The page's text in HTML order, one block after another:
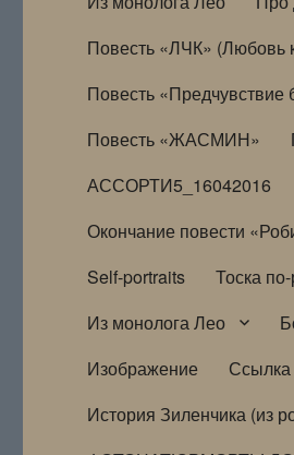
Повесть «ЛЧК» (Любовь
Повесть «Предчувствие
Повесть «ЖАСМИН»
АССОРТИ5_16042016
Окончание повести
Self-portraits
Тоска
Из монолога Лео
Изображение
Ссылка
История Зиленчика (из